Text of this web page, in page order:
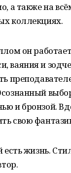
а также на
коллекциях.
он
ваяния и
и бронзой.
свою
есть жизнь.